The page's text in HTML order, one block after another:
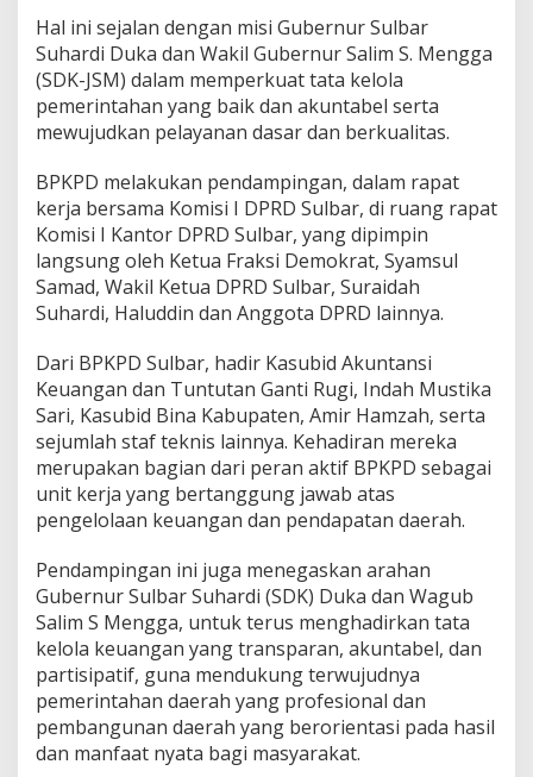
P
e
r
t
a
n
g
u
n
g
j
a
w
b
n
A
P
B
D
2
0
4
B
e
r
s
a
m
a
o
Hal ini sejalan dengan misi Gubernur Sulbar
Suhardi Duka dan Wakil Gubernur Salim S. Mengga
(SDK-JSM) dalam memperkuat tata kelola
pemerintahan yang baik dan akuntabel serta
mewujudkan pelayanan dasar dan berkualitas.
BPKPD melakukan pendampingan, dalam rapat
kerja bersama Komisi I DPRD Sulbar, di ruang rapat
Komisi I Kantor DPRD Sulbar, yang dipimpin
langsung oleh Ketua Fraksi Demokrat, Syamsul
Samad, Wakil Ketua DPRD Sulbar, Suraidah
Suhardi, Haluddin dan Anggota DPRD lainnya.
Dari BPKPD Sulbar, hadir Kasubid Akuntansi
Keuangan dan Tuntutan Ganti Rugi, Indah Mustika
Sari, Kasubid Bina Kabupaten, Amir Hamzah, serta
sejumlah staf teknis lainnya. Kehadiran mereka
merupakan bagian dari peran aktif BPKPD sebagai
unit kerja yang bertanggung jawab atas
pengelolaan keuangan dan pendapatan daerah.
Pendampingan ini juga menegaskan arahan
Gubernur Sulbar Suhardi (SDK) Duka dan Wagub
Salim S Mengga, untuk terus menghadirkan tata
kelola keuangan yang transparan, akuntabel, dan
partisipatif, guna mendukung terwujudnya
pemerintahan daerah yang profesional dan
pembangunan daerah yang berorientasi pada hasil
dan manfaat nyata bagi masyarakat.